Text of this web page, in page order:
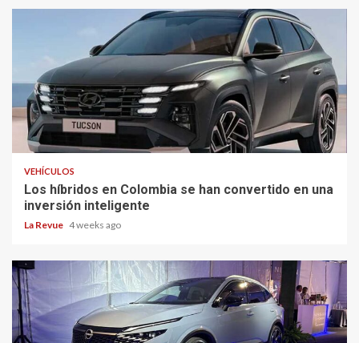
VEHÍCULOS
Los híbridos en Colombia se han convertido en una
inversión inteligente
La Revue 4 weeks ago